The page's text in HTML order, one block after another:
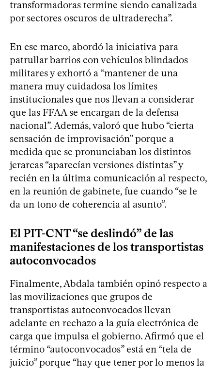
transformadoras termine siendo canalizada
por sectores oscuros de ultraderecha”.
En ese marco, abordó la iniciativa para
patrullar barrios con vehículos blindados
militares y exhortó a “mantener de una
manera muy cuidadosa los límites
institucionales que nos llevan a considerar
que las FFAA se encargan de la defensa
nacional”. Además, valoró que hubo “cierta
sensación de improvisación” porque a
medida que se pronunciaban los distintos
jerarcas “aparecían versiones distintas” y
recién en la última comunicación al respecto,
en la reunión de gabinete, fue cuando “se le
da un tono de coherencia al asunto”.
El PIT-CNT “se deslindó” de las
manifestaciones de los transportistas
autoconvocados
Finalmente, Abdala también opinó respecto a
las movilizaciones que grupos de
transportistas autoconvocados llevan
adelante en rechazo a la guía electrónica de
carga que impulsa el gobierno. Afirmó que el
término “autoconvocados” está en “tela de
juicio” porque “hay que tener por lo menos la